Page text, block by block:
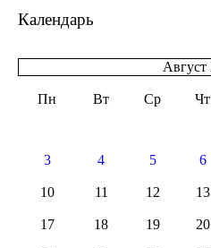
Календарь
Август
Пн Вт Ср Чт
3 4 5 6
10 11 12 13
17 18 19 20